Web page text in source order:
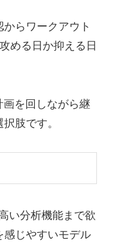
らワークアウト
める日か抑える日
を回しながら継
肢です。
い分析機能まで欲
感じやすいモデル